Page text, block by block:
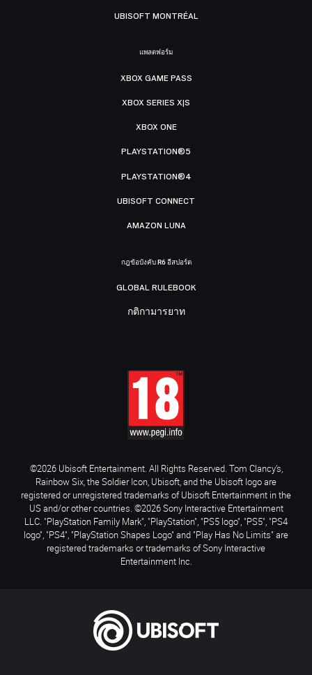
UBISOFT MONTRÉAL
แพลตฟอร์ม
XBOX GAME PASS
XBOX SERIES X|S
XBOX ONE
PLAYSTATION®5
PLAYSTATION®4
UBISOFT CONNECT
AMAZON LUNA
กฎข้อบังคับ R6 อีสปอร์ต
GLOBAL RULEBOOK
กติกามารยาท
©2026 Ubisoft Entertainment. All Rights Reserved. Tom Clancy’s,
Rainbow Six, the Soldier Icon, Ubisoft, and the Ubisoft logo are
registered or unregistered trademarks of Ubisoft Entertainment in the
US and/or other countries. ©2026 Sony Interactive Entertainment
LLC. "PlayStation Family Mark", "PlayStation", "PS5 logo", "PS5", "PS4
logo", "PS4", "PlayStation Shapes Logo" and "Play Has No Limits" are
registered trademarks or trademarks of Sony Interactive
Entertainment Inc.